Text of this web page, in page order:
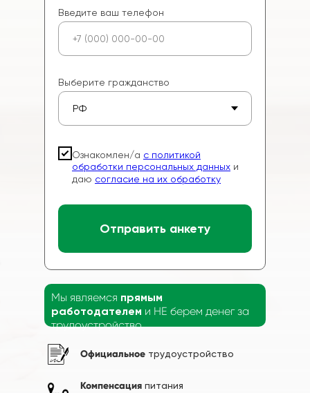
Введите ваш телефон
Выберите гражданство
Ознакомлен/а с политикой
обработки персональных данных и
даю согласие на их обработку
Отправить анкету
Мы являемся прямым
работодателем и НЕ берем денег за
трудоустройство
Компенсация питания
Официальное трудоустройство